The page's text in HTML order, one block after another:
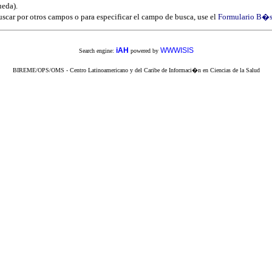
por otros campos o para especificar el campo de busca, use el Formulario
Search engine: iAH powered by WWWISIS
BIREME/OPS/OMS - Centro Latinoamericano y del Caribe de Informaci�n en Ciencias de la Salud